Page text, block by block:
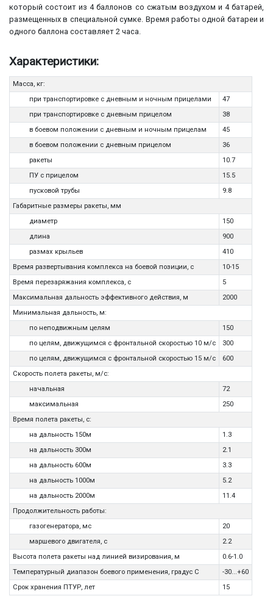
который состоит из 4 баллонов со сжатым воздухом и 4 батарей,
размещенных в специальной сумке. Время работы одной батареи и
одного баллона составляет 2 часа.
Характеристики:
Масса, кг:
при транспортировке с дневным и ночным прицелами
47
при транспортировке с дневным прицелом
38
в боевом положении с дневным и ночным прицелам
45
в боевом положении с дневным прицелом
36
ракеты
10.7
ПУ с прицелом
15.5
пусковой трубы
9.8
Габаритные размеры ракеты, мм
диаметр
150
длина
900
размах крыльев
410
Время развертывания комплекса на боевой позиции, с
10-15
Время перезаряжания комплекса, с
5
Максимальная дальность эффективного действия, м
2000
Минимальная дальность, м:
по неподвижным целям
150
по целям, движущимся с фронтальной скоростью 10 м/с
300
по целям, движущимся с фронтальной скоростью 15 м/с
600
Скорость полета ракеты, м/с:
начальная
72
максимальная
250
Время полета ракеты, с:
на дальность 150м
1.3
на дальность 300м
2.1
на дальность 600м
3.3
на дальность 1000м
5.2
на дальность 2000м
11.4
Продолжительность работы:
газогенератора, мс
20
маршевого двигателя, с
2.2
Высота полета ракеты над линией визирования, м
0.6-1.0
Температурный диапазон боевого применения, градус С
-30...+60
Срок хранения ПТУР, лет
15